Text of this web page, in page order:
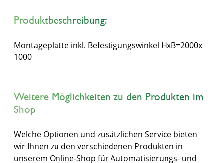
Produktbeschreibung:
Montageplatte inkl. Befestigungswinkel HxB=2000x
1000
Weitere Möglichkeiten zu den Produkten im
Shop
Welche Optionen und zusätzlichen Service bieten
wir Ihnen zu den verschiedenen Produkten in
unserem Online-Shop für Automatisierungs- und